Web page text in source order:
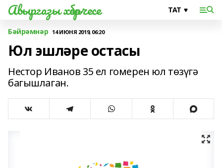
Авыргазы хәбәрчесе
Бәйрәмнәр 14 ИЮНЯ 2019, 06:20
Юл эшләре остасы
Нестор Иванов 35 ел гомерен юл төзүгә
багышлаган.